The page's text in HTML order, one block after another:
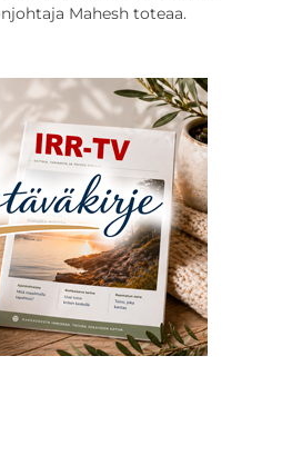
Mahesh toteaa.